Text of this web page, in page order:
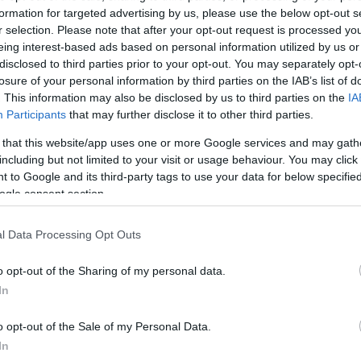
for targeted advertising by us, please use the below opt-out
selection. Please note that after your opt-out request is processed
interest-based ads based on personal information utilized by us
to third parties prior to your opt-out. You may separately
of your personal information by third parties on the IAB’s list of
This information may also be disclosed by us to third parties on the
Participants that may further disclose it to other third parties.
that this website/app uses one or more Google services and may
but not limited to your visit or usage behaviour. You may
to Google and its third-party tags to use your data for below
consent section.
Data Processing Opt Outs
opt-out of the Sharing of my personal data.
opt-out of the Sale of my Personal Data.
εδώ και πολλά χρόνια. Παρατηρούμε επίσης ότι
εντείνουν τις δραστηριότητές τους. Από την άλλη
νατοϊκοί σύμμαχοι παρακολουθούν πολύ στενά
τυπικά η ρήξη μεταξύ ΝΑΤΟ και Ρωσίας είχε
του 2021, μερικούς μήνες δηλαδή πριν από τη
όταν η Ρωσία ανέστειλε τη διπλωματική
αναφέρει το πρακτορείο Reuters, έσπευσε
επίμαχη συνέντευξη, ότι ο γενικός γραμματέας